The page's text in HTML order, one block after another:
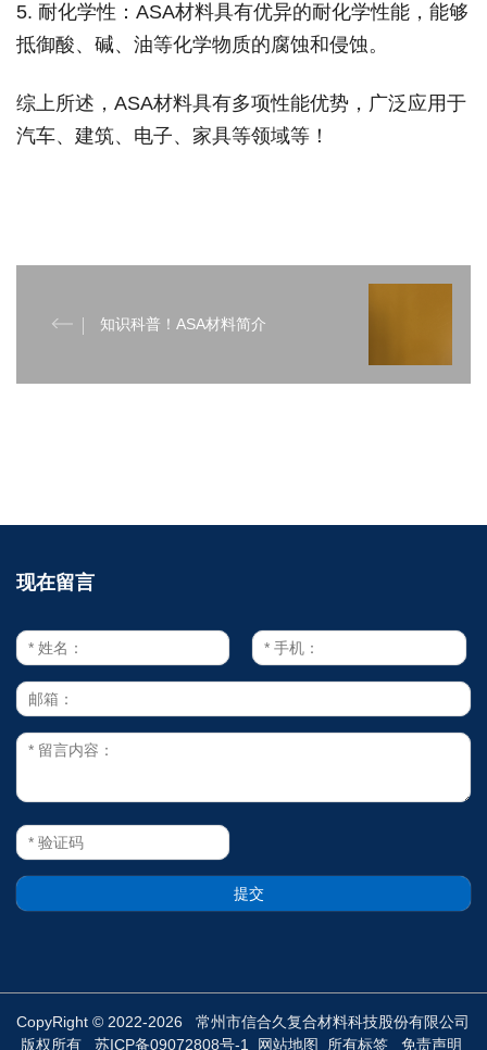
5. 耐化学性：ASA材料具有优异的耐化学性能，能够
抵御酸、碱、油等化学物质的腐蚀和侵蚀。
综上所述，ASA材料具有多项性能优势，广泛应用于
汽车、建筑、电子、家具等领域等！
知识科普！ASA材料简介
现在留言
CopyRight © 2022-2026 常州市信合久复合材料科技股份有限公司
版权所有 苏ICP备09072808号-1 网站地图 所有标签 免责声明